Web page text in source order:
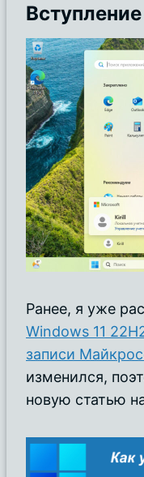
Вступление
Ранее, я уже
Windows 11
записи
изменился,
новую статью